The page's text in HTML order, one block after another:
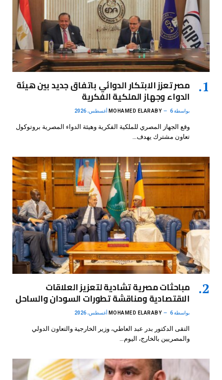
مصر تعزز الابتكار الدوائي باتفاق جديد بين هيئة
الدواء وجهاز الملكية الفكرية
بواسطة MOHAMED ELARABY 6 أغسطس، 2026
وقع الجهاز المصري للملكية الفكرية وهيئة الدواء المصرية بروتوكول
تعاون مشترك يهدف…
مباحثات مصرية تشادية لتعزيز العلاقات
الاقتصادية ومناقشة تطورات السودان والساحل
بواسطة MOHAMED ELARABY 6 أغسطس، 2026
التقى الدكتور بدر عبد العاطي، وزير الخارجية والتعاون الدولي
والمصريين بالخارج، اليوم…